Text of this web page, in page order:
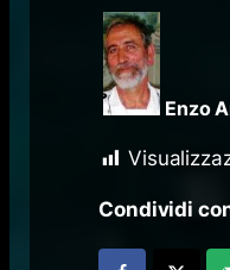
Enzo
Condividi